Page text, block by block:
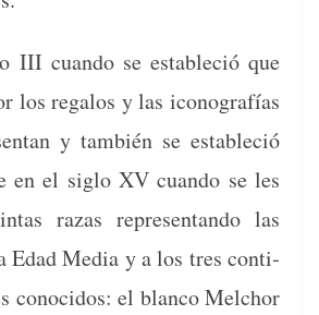
III cuan­do se estable­ció que
los rega­los y las icono­grafías
y tam­bién se estable­ció
en el siglo XV cuan­do se les
razas rep­re­sen­tan­do las
Edad Media y a los tres con­ti­
cono­ci­dos: el blan­co Mel­chor